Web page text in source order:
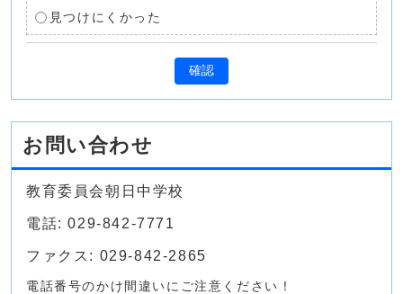
見つけにくかった
確認
お問い合わせ
教育委員会朝日中学校
電話: 029-842-7771
ファクス: 029-842-2865
電話番号のかけ間違いにご注意ください！